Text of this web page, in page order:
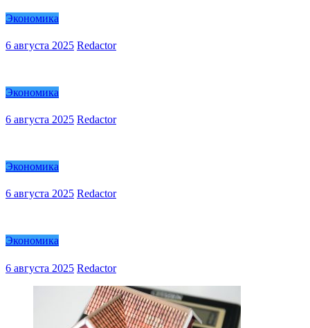
Экономика
6 августа 2025 Redactor
Экономика
6 августа 2025 Redactor
Экономика
6 августа 2025 Redactor
Экономика
6 августа 2025 Redactor